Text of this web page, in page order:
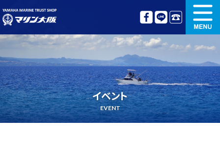
中古艇情報
オリジナル艤装 ボート免許講習
更新講習 クルージング情報
イベント
EVENT